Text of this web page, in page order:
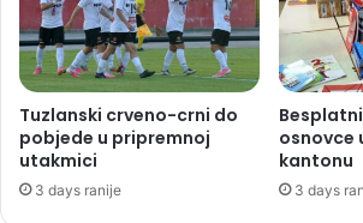
Tuzlanski crveno-crni do
pobjede u pripremnoj
utakmici
3 days ranije
osnovce
kantonu
3 days